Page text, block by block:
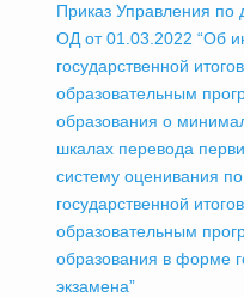
Приказ Управления
ОД от 01.03.2022 “Об
государственной
образовательным
образования о
шкалах перевода
систему оценивания
государственной
образовательным
образования в форме
экзамена”